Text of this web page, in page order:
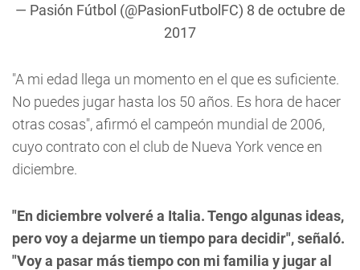
— Pasión Fútbol (@PasionFutbolFC) 8 de octubre de
2017
"A mi edad llega un momento en el que es suficiente.
No puedes jugar hasta los 50 años. Es hora de hacer
otras cosas", afirmó el campeón mundial de 2006,
cuyo contrato con el club de Nueva York vence en
diciembre.
"En diciembre volveré a Italia. Tengo algunas ideas,
pero voy a dejarme un tiempo para decidir", señaló.
"Voy a pasar más tiempo con mi familia y jugar al